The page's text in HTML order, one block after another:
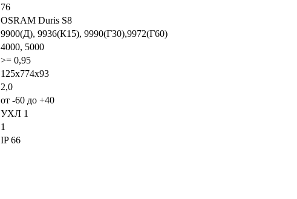
76
OSRAM Duris S8
9900(Д), 9936(К15), 9990(Г30),9972(Г60)
4000, 5000
>= 0,95
125х774х93
2,0
от -60 до +40
УХЛ 1
1
IP 66